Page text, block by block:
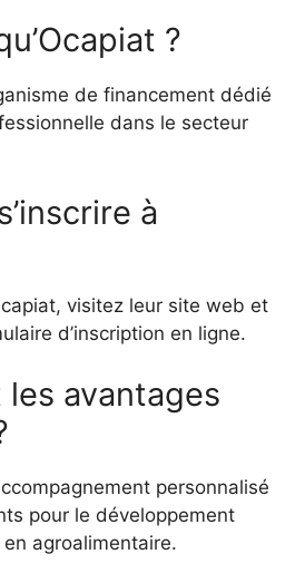
?
de financement dédié
dans le secteur
à
visitez leur site web et
d’inscription en ligne.
les avantages
personnalisé
pour le développement
agroalimentaire.